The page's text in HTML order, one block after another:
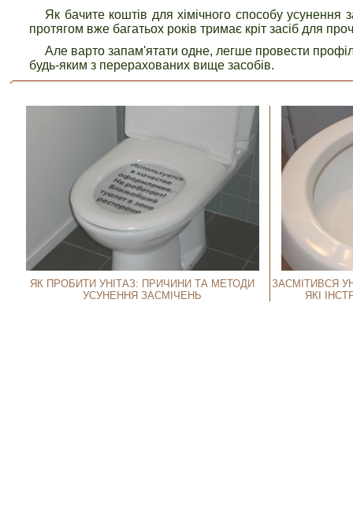
Як бачите коштів для хімічного способу
протягом вже багатьох років тримає кріт засіб для
Але варто запам'ятати одне, легше провести
будь-яким з перерахованих вище засобів.
ЯК ПРОБИТИ УНІТАЗ: ПРИЧИНИ ТА МЕТОДИ
УСУНЕННЯ ЗАСМІЧЕНЬ
ЗАСМІТИВСЯ
ЯКІ